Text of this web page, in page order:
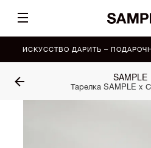
ИСКУССТВО ДАРИТЬ –
SAMPLE
Тарелка SAMPLE x